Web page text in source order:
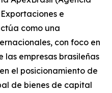
e
como una
con foco en
empresas brasileñas
el posicionamiento de
de bienes de capital